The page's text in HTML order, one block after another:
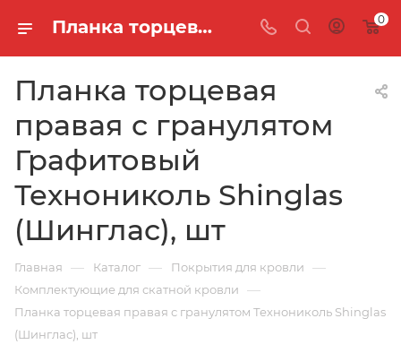
Планка торцевая правая с гранулятом Графитовый Технониколь Shinglas (Шинглас), шт 0
Планка торцевая
правая с гранулятом
Графитовый
Технониколь Shinglas
(Шинглас), шт
Главная — Каталог — Покрытия для кровли —
Комплектующие для скатной кровли —
Планка торцевая правая с гранулятом Технониколь Shinglas
(Шинглас), шт